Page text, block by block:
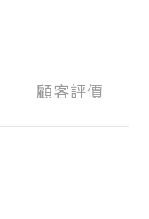
顧客評價